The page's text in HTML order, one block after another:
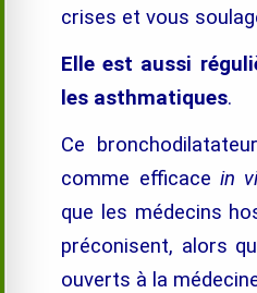
crises et vous
Elle est aussi
les asthmatiques.
Ce
comme efficace in
que les médecins
préconisent, alors
ouverts à la